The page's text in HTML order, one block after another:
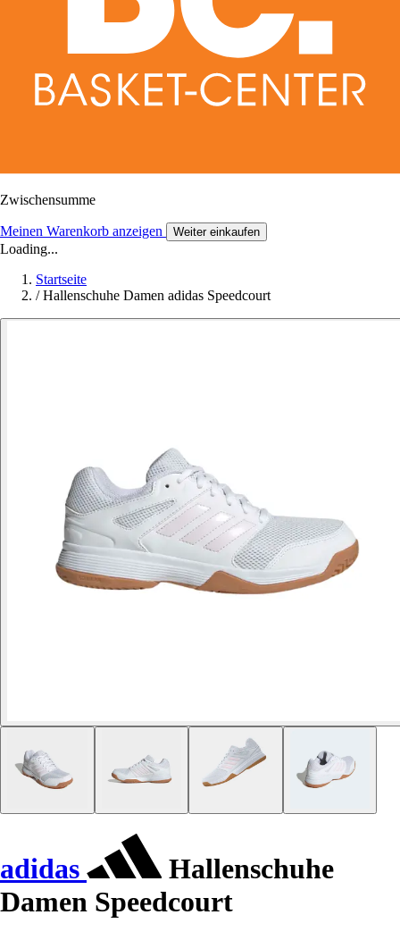
Zwischensumme
Meinen Warenkorb anzeigen Weiter einkaufen
Loading...
Startseite
/ Hallenschuhe Damen adidas Speedcourt
adidas
Hallenschuhe
Damen Speedcourt